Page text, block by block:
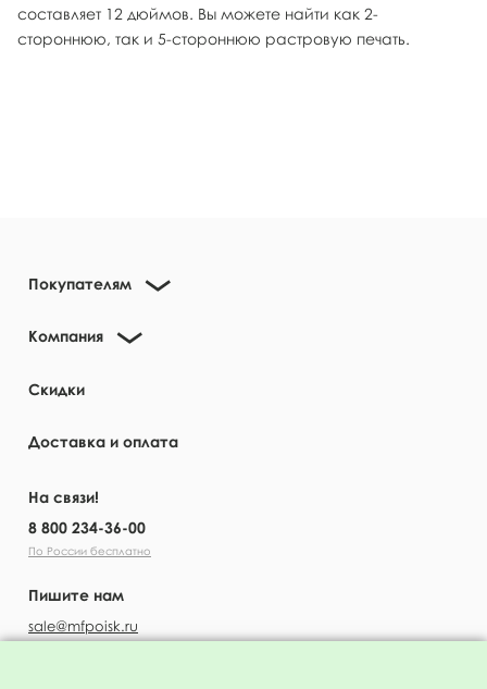
составляет 12 дюймов. Вы можете найти как 2-
стороннюю, так и 5-стороннюю растровую печать.
Покупателям
Компания
Скидки
Доставка и оплата
На связи!
8 800 234-36-00
По России бесплатно
Пишите нам
sale@mfpoisk.ru